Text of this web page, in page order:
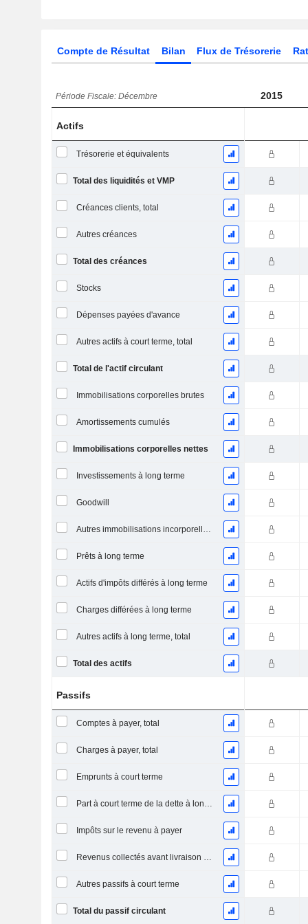
Compte de Résultat Bilan Flux de Trésorerie
Période Fiscale: Décembre 2015
Actifs
Trésorerie et équivalents
Total des liquidités et VMP
Créances clients, total
Autres créances
Total des créances
Stocks
Dépenses payées d'avance
Autres actifs à court terme, total
Total de l'actif circulant
Immobilisations corporelles brutes
Amortissements cumulés
Immobilisations corporelles nettes
Investissements à long terme
Goodwill
Autres immobilisations incorporelles, total
Prêts à long terme
Actifs d'impôts différés à long terme
Charges différées à long terme
Autres actifs à long terme, total
Total des actifs
Passifs
Comptes à payer, total
Charges à payer, total
Emprunts à court terme
Part à court terme de la dette à long terme
Impôts sur le revenu à payer
Revenus collectés avant livraison du produit/service
Autres passifs à court terme
Total du passif circulant